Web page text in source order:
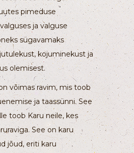
pimeduse
ja valguse
sügavamaks
kojuminekust ja
olemisest.
võimas ravim, mis toob
ja taassünni. See
toob Karu neile, kes
See on karu
jõud, eriti karu